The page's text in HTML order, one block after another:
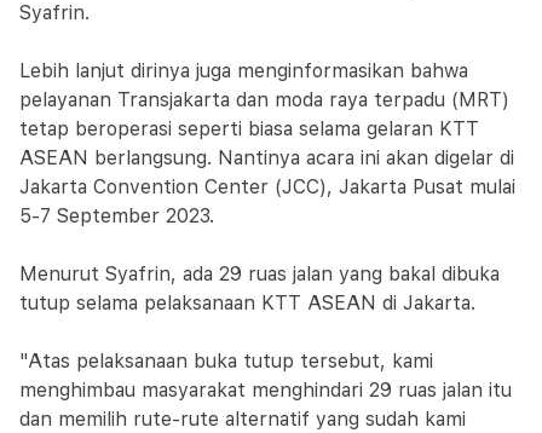
Syafrin.
Lebih lanjut dirinya juga menginformasikan bahwa
pelayanan Transjakarta dan moda raya terpadu (MRT)
tetap beroperasi seperti biasa selama gelaran KTT
ASEAN berlangsung. Nantinya acara ini akan digelar di
Jakarta Convention Center (JCC), Jakarta Pusat mulai
5-7 September 2023.
Menurut Syafrin, ada 29 ruas jalan yang bakal dibuka
tutup selama pelaksanaan KTT ASEAN di Jakarta.
"Atas pelaksanaan buka tutup tersebut, kami
menghimbau masyarakat menghindari 29 ruas jalan itu
dan memilih rute-rute alternatif yang sudah kami